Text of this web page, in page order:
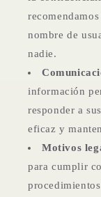
nombre de
nadie.
información
responder a
eficaz y
Motivos
para cumplir